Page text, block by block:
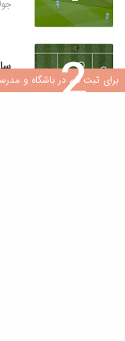
2
برای ثبت نام در باشگاه و مدرسه